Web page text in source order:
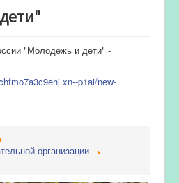
"Молодежь и дети" -
p1ai/new-
организации